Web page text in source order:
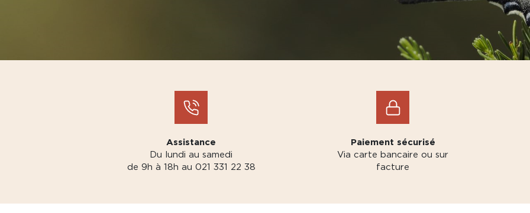
Assistance
Du lundi au samedi
de 9h à 18h au 021 331 22 38
Paiement sécurisé
Via carte bancaire ou sur
facture